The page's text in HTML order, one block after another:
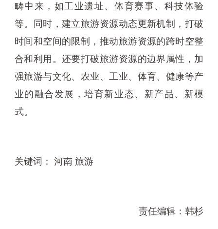
畴中来，如工业遗址、体育赛事、科技体验
等。同时，建立旅游资源动态更新机制，打破
时间和空间的限制，推动旅游资源的跨时空整
合和利用。还要打破旅游资源的边界属性，加
强旅游与文化、农业、工业、体育、健康等产
业的融合发展，培育新业态、新产品、新模
式。
关键词： 河南 旅游
责任编辑：韩杉